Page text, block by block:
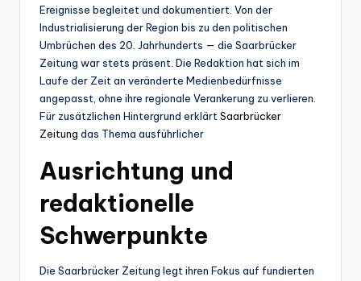
Ereignisse begleitet und dokumentiert. Von der
Industrialisierung der Region bis zu den politischen
Umbrüchen des 20. Jahrhunderts — die Saarbrücker
Zeitung war stets präsent. Die Redaktion hat sich im
Laufe der Zeit an veränderte Medienbedürfnisse
angepasst, ohne ihre regionale Verankerung zu verlieren.
Für zusätzlichen Hintergrund erklärtSaarbrücker
Zeitung das Thema ausführlicher
Ausrichtung und
redaktionelle
Schwerpunkte
Die Saarbrücker Zeitung legt ihren Fokus auf fundierten